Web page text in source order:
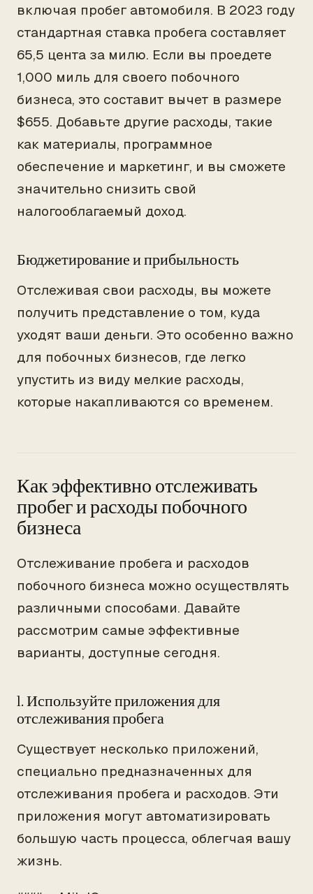
включая пробег автомобиля. В 2023 году
стандартная ставка пробега составляет
65,5 цента за милю. Если вы проедете
1,000 миль для своего побочного
бизнеса, это составит вычет в размере
$655. Добавьте другие расходы, такие
как материалы, программное
обеспечение и маркетинг, и вы сможете
значительно снизить свой
налогооблагаемый доход.
Бюджетирование и прибыльность
Отслеживая свои расходы, вы можете
получить представление о том, куда
уходят ваши деньги. Это особенно важно
для побочных бизнесов, где легко
упустить из виду мелкие расходы,
которые накапливаются со временем.
Как эффективно отслеживать
пробег и расходы побочного
бизнеса
Отслеживание пробега и расходов
побочного бизнеса можно осуществлять
различными способами. Давайте
рассмотрим самые эффективные
варианты, доступные сегодня.
1. Используйте приложения для
отслеживания пробега
Существует несколько приложений,
специально предназначенных для
отслеживания пробега и расходов. Эти
приложения могут автоматизировать
большую часть процесса, облегчая вашу
жизнь.